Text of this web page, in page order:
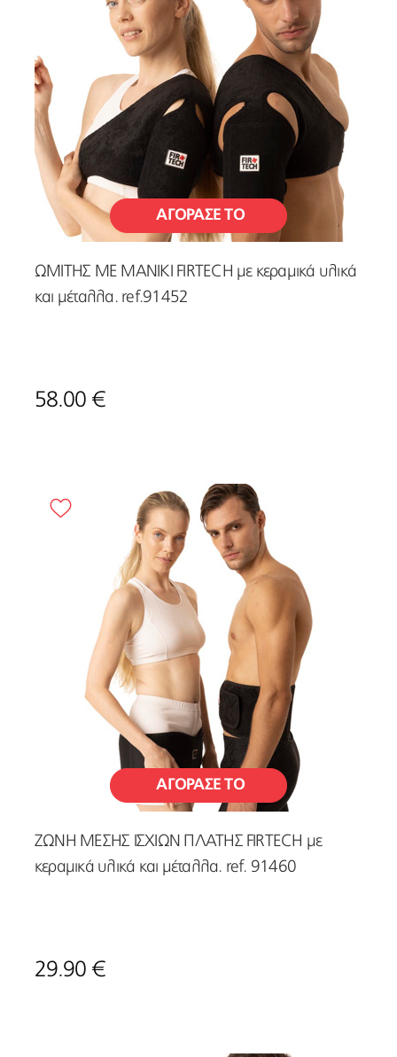
ΑΓΟΡΑΣΕ ΤΟ
ΩΜΙΤΗΣ ΜΕ ΜΑΝΙΚΙ FIRTECH με κεραμικά υλικά
και μέταλλα. ref.91452
58.00 €
ΑΓΟΡΑΣΕ ΤΟ
ΖΩΝΗ ΜΕΣΗΣ ΙΣΧΙΩΝ ΠΛΑΤΗΣ FIRTECH με
κεραμικά υλικά και μέταλλα. ref. 91460
29.90 €